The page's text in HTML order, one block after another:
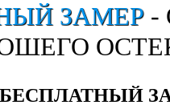
ЗАМЕР-
БЕСПЛАТНЫЙ